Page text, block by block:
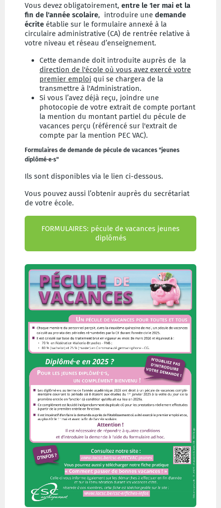
Vous devez obligatoirement, entre le 1er mai et la
fin de l'année scolaire, introduire une demande
écrite établie sur le formulaire annexé à la
circulaire administrative (CA) de rentrée relative à
votre niveau et réseau d’enseignement.
Cette demande doit introduite auprès de la
direction de l'école où vous avez exercé votre
premier emploi qui se chargera de la
transmettre à l'Administration.
Si vous l’avez déjà reçu, joindre une
photocopie de votre extrait de compte portant
la mention du montant partiel du pécule de
vacances perçu (référencé sur l'extrait de
compte par la mention PEC VAC).
Formulaires de demande de pécule de vacances "jeunes
diplômé·e·s"
Ils sont disponibles via le lien ci-dessous.
Vous pouvez aussi l’obtenir auprès du secrétariat
de votre école.
FORMULAIRES: pécule de vacances jeunes
diplômés